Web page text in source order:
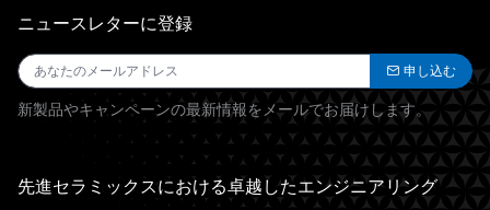
ニュースレターに登録
申し込む
新製品やキャンペーンの最新情報をメールでお届けします。
先進セラミックスにおける卓越したエンジニアリング